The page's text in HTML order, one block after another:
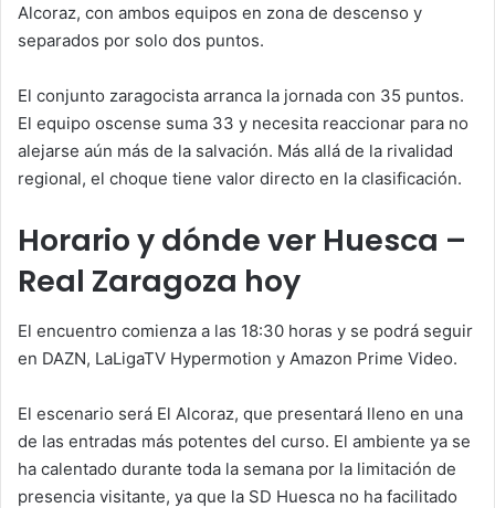
Alcoraz, con ambos equipos en zona de descenso y
separados por solo dos puntos.
El conjunto zaragocista arranca la jornada con 35 puntos.
El equipo oscense suma 33 y necesita reaccionar para no
alejarse aún más de la salvación. Más allá de la rivalidad
regional, el choque tiene valor directo en la clasificación.
Horario y dónde ver Huesca –
Real Zaragoza hoy
El encuentro comienza a las 18:30 horas y se podrá seguir
en DAZN, LaLigaTV Hypermotion y Amazon Prime Video.
El escenario será El Alcoraz, que presentará lleno en una
de las entradas más potentes del curso. El ambiente ya se
ha calentado durante toda la semana por la limitación de
presencia visitante, ya que la SD Huesca no ha facilitado